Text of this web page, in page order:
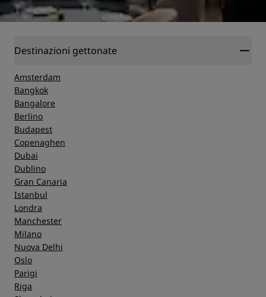
Destinazioni gettonate
Amsterdam
Bangkok
Bangalore
Berlino
Budapest
Copenaghen
Dubai
Dublino
Gran Canaria
Istanbul
Londra
Manchester
Milano
Nuova Delhi
Oslo
Parigi
Riga